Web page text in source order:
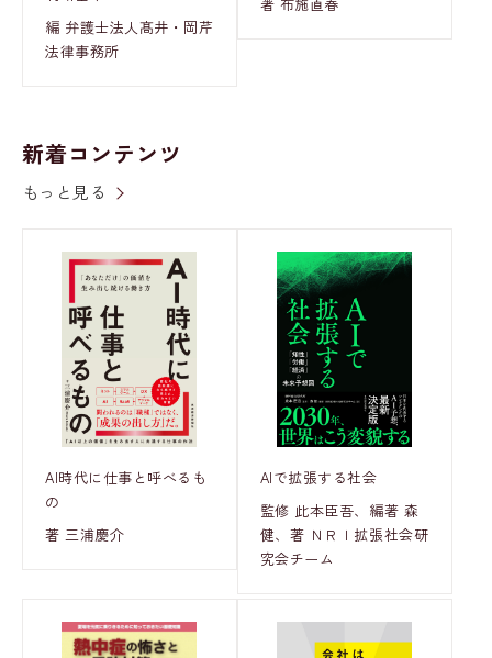
編 弁護士法人髙井・岡芹
法律事務所
新着コンテンツ
もっと見る
AI時代に仕事と呼べるも
の
著 三浦慶介
AIで拡張する社会
監修 此本臣吾、編著 森
健、著 ＮＲＩ拡張社会研
究会チーム